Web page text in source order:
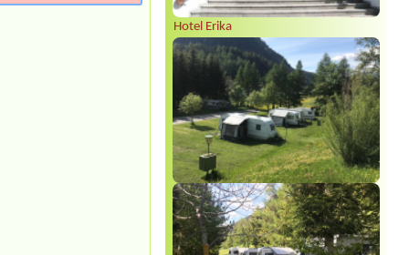
Hotel Erika